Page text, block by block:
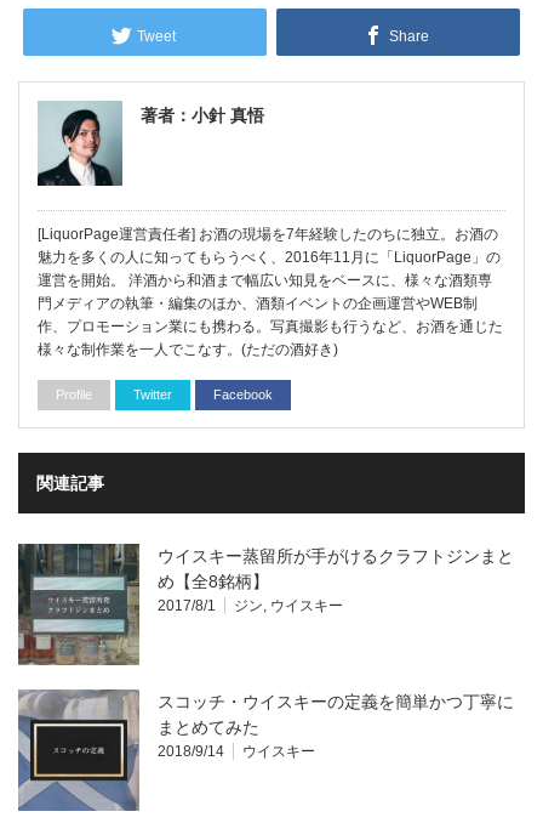
Tweet Share
著者：小針 真悟
[LiquorPage運営責任者] お酒の現場を7年経験したのちに独立。お酒の
魅力を多くの人に知ってもらうべく、2016年11月に「LiquorPage」の
運営を開始。 洋酒から和酒まで幅広い知見をベースに、様々な酒類専
門メディアの執筆・編集のほか、酒類イベントの企画運営やWEB制
作、プロモーション業にも携わる。写真撮影も行うなど、お酒を通じた
様々な制作業を一人でこなす。(ただの酒好き)
Profile Twitter Facebook
関連記事
ウイスキー蒸留所が手がけるクラフトジンまと
め【全8銘柄】
2017/8/1 ジン, ウイスキー
スコッチ・ウイスキーの定義を簡単かつ丁寧に
まとめてみた
2018/9/14 ウイスキー